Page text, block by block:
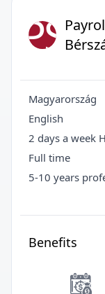
PS
Magyarország
English
2 days a week
Full time
5-10 years
Benefits